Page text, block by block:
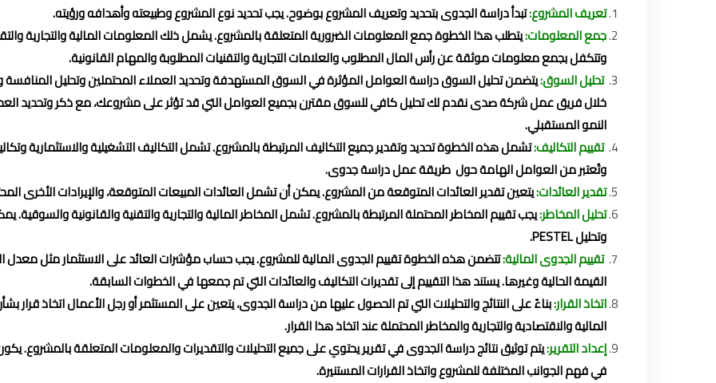
تعريف المشروع:تبدأ دراسة الجدوى بتحديد وتعريف المشروع بوضوح. يجب تحديد نوع المشروع وطبيعته وأهدافه ورؤيته.
جمع المعلومات:يتطلب هذا الخطوة جمع المعلومات الضرورية المتعلقة بالمشروع. يشمل ذلك المعلومات المالية والتجارية
وتتكفل بجمع معلومات موثقة عن رأس المال المطلوب والعلامات التجارية والتقنيات المطلوبة والمهام القانونية.
تحليل السوق:يتضمن تحليل السوق دراسة العوامل المؤثرة في السوق المستهدفة وتحديد العملاء المحتملين وتحليل
خلال فريق عمل شركة صدى نقدم لك تحليل كافي للسوق مقترن بجميع العوامل التي قد تؤثر على مشروعك، مع ذكر وتحديد
النمو المستقبلي.
تقييم التكاليف:تشمل هذه الخطوة تحديد وتقدير جميع التكاليف المرتبطة بالمشروع. تشمل التكاليف التشغيلية والاستثمارية
وتُعتبر من العوامل الهامة حول طريقة عمل دراسة جدوى.
تقدير العائدات:يتعين تقدير العائدات المتوقعة من المشروع. يمكن أن تشمل العائدات المبيعات المتوقعة، والإيرادات الأخرى
تحليل المخاطر:
وتحليل PESTEL.
تقييم الجدوى المالية:تتضمن هذه الخطوة تقييم الجدوى المالية للمشروع. يجب حساب مؤشرات العائد على الاستثمار مثل معدل
القيمة الحالية وغيرها. يستند هذا التقييم إلى تقديرات التكاليف والعائدات التي تم جمعها في الخطوات السابقة.
اتخاذ القرار:بناءً على النتائج والتحليلات التي تم الحصول عليها من دراسة الجدوى، يتعين على المستثمر أو رجل الأعمال اتخاذ قرار
المالية والاقتصادية والتجارية والمخاطر المحتملة عند اتخاذ هذا القرار.
إعداد التقرير:يتم توثيق نتائج دراسة الجدوى في تقرير يحتوي على جميع التحليلات والتقديرات والمعلومات المتعلقة بالمشروع.
في فهم الجوانب المختلفة للمشروع واتخاذ القرارات المستنيرة.